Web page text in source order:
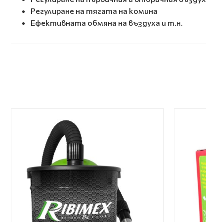
Регулиране на тягата на комина
Ефективната обмяна на въздуха и т.н.